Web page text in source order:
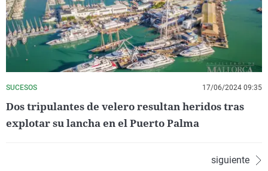
SUCESOS 17/06/2024 09:35
Dos tripulantes de velero resultan heridos tras
explotar su lancha en el Puerto Palma
siguiente